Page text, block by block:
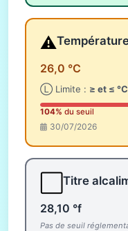
⚠️
26,0 °C
Ⓛ Limite : ≥ et ≤ °C
104% du seuil
30/07/2026
Titre
28,10 °f
Pas de seuil